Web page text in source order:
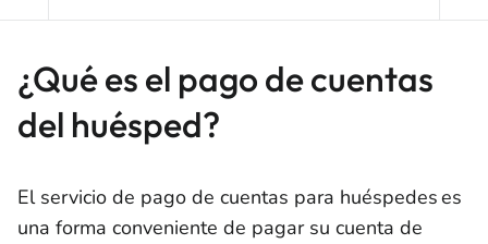
de cuentas para
¿Qué es el pago de cuentas
del huésped?
El servicio de pago de cuentas para huéspedes es
una forma conveniente de pagar su cuenta de